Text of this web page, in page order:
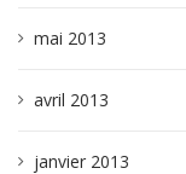
mai 2013
avril 2013
janvier 2013